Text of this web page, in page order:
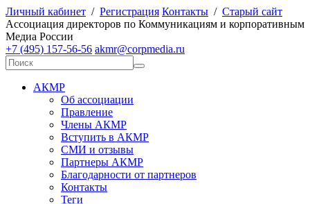
Личный кабинет / Регистрация Контакты / Старый сайт
Ассоциация директоров по Коммуникациям и корпоративным
Медиа России
+7 (495) 157-56-56 akmr@corpmedia.ru
АКМР
Об ассоциации
Правление
Члены АКМР
Вступить в АКМР
СМИ и отзывы
Партнеры АКМР
Благодарности от партнеров
Контакты
Теги